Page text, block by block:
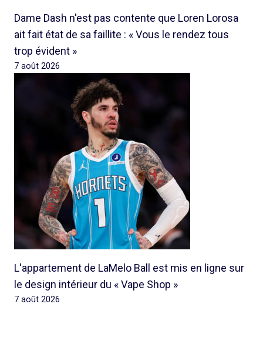
Dame Dash n'est pas contente que Loren Lorosa
ait fait état de sa faillite : « Vous le rendez tous
trop évident »
7 août 2026
L'appartement de LaMelo Ball est mis en ligne sur
le design intérieur du « Vape Shop »
7 août 2026